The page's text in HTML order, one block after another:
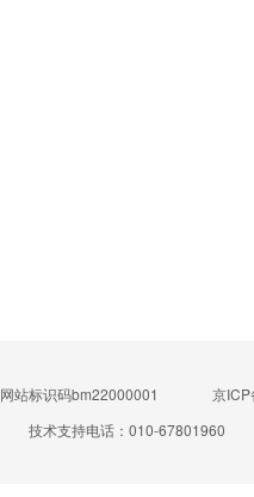
网站标识码bm22000001
京
技术支持电话：010-67801960